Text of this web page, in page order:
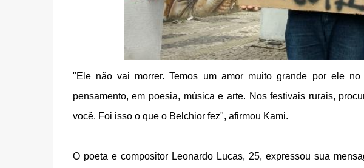
"Ele não vai morrer. Temos um amor muito grande por ele
pensamento, em poesia, música e arte. Nos festivais rurais,
você. Foi isso o que o Belchior fez", afirmou Kami.
O poeta e compositor Leonardo Lucas, 25, expressou sua